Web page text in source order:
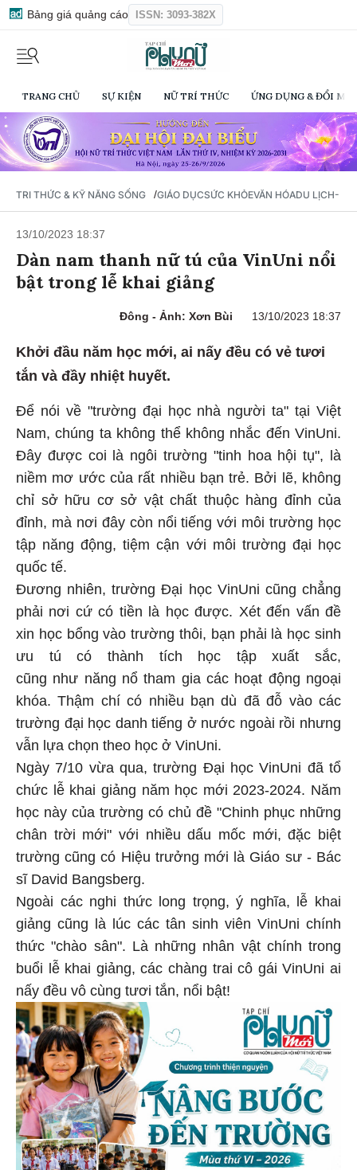
Bảng giá quảng cáo ISSN: 3093-382X
TRANG CHỦ SỰ KIỆN NỮ TRÍ THỨC ỨNG DỤNG & ĐỔI
TRI THỨC & KỸ NĂNG SỐNG /GIÁO DỤCSỨC KHỎEVĂN HÓADU LỊCH-
13/10/2023 18:37
Dàn nam thanh nữ tú của VinUni nổi
bật trong lễ khai giảng
Đông - Ảnh: Xơn Bùi 13/10/2023 18:37
Khởi đầu năm học mới, ai nấy đều có vẻ tươi
tắn và đầy nhiệt huyết.
Để nói về "trường đại học nhà người ta" tại Việt
Nam, chúng ta không thể không nhắc đến VinUni.
Đây được coi là ngôi trường "tinh hoa hội tụ", là
niềm mơ ước của rất nhiều bạn trẻ. Bởi lẽ, không
chỉ sở hữu cơ sở vật chất thuộc hàng đỉnh của
đỉnh, mà nơi đây còn nổi tiếng với môi trường học
tập năng động, tiệm cận với môi trường đại học
quốc tế.
Đương nhiên, trường Đại học VinUni cũng chẳng
phải nơi cứ có tiền là học được. Xét đến vấn đề
xin học bổng vào trường thôi, bạn phải là học sinh
ưu tú có thành tích học tập xuất sắc,
cũng như năng nổ tham gia các hoạt động ngoại
khóa. Thậm chí có nhiều bạn dù đã đỗ vào các
trường đại học danh tiếng ở nước ngoài rồi nhưng
vẫn lựa chọn theo học ở VinUni.
Ngày 7/10 vừa qua, trường Đại học VinUni đã tổ
chức lễ khai giảng năm học mới 2023-2024. Năm
học này của trường có chủ đề "Chinh phục những
chân trời mới" với nhiều dấu mốc mới, đặc biệt
trường cũng có Hiệu trưởng mới là Giáo sư - Bác
sĩ David Bangsberg.
Ngoài các nghi thức long trọng, ý nghĩa, lễ khai
giảng cũng là lúc các tân sinh viên VinUni chính
thức "chào sân". Là những nhân vật chính trong
buổi lễ khai giảng, các chàng trai cô gái VinUni ai
nấy đều vô cùng tươi tắn, nổi bật!